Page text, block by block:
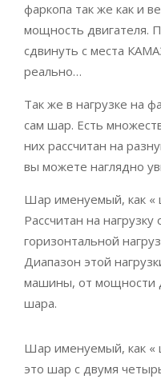
фаркопа так же как и
мощность двигателя.
сдвинуть с места
реально…
Так же в нагрузке на
сам шар. Есть
них рассчитан на
вы можете наглядно
Шар именуемый, как «
Рассчитан на
горизонтальной
Диапазон этой
машины, от мощности
шара.
Шар именуемый, как «
это шар с двумя